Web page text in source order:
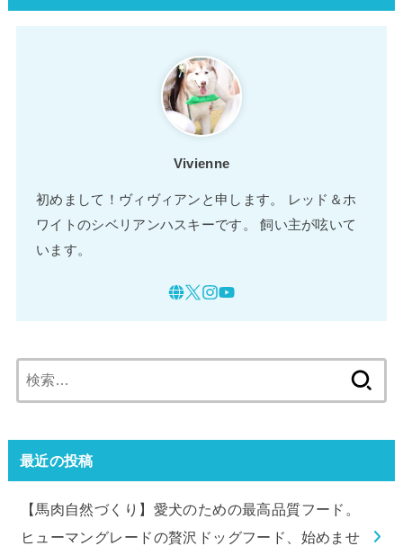
Vivienne
初めまして！ヴィヴィアンと申します。 レッド＆ホ
ワイトのシベリアンハスキーです。 飼い主が呟いて
います。
索:
最近の投稿
【馬肉自然づくり】愛犬のための最高品質フード。
ヒューマングレードの贅沢ドッグフード、始めませ